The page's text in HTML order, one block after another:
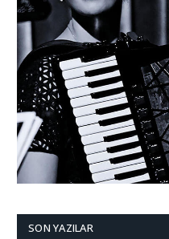
SON YAZILAR